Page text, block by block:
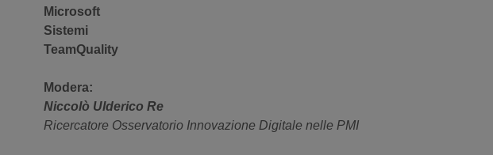
Microsoft
Sistemi
TeamQuality
Modera:
Niccolò Ulderico Re
Ricercatore Osservatorio Innovazione Digitale nelle PMI